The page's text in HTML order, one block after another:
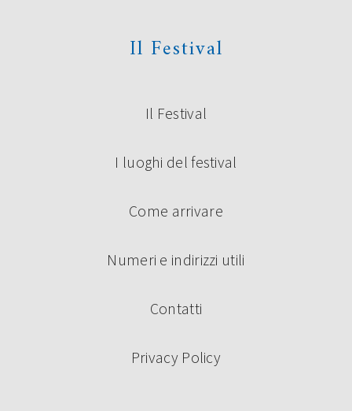
Il Festival
Il Festival
I luoghi del festival
Come arrivare
Numeri e indirizzi utili
Contatti
Privacy Policy